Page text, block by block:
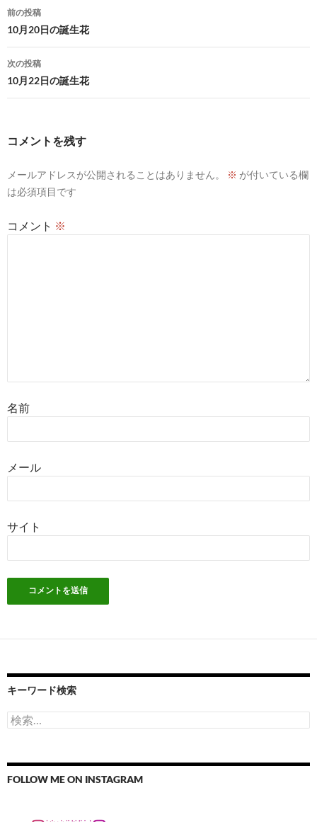
投
稿
ナ
ビ
ョ
前の投稿
10月20日の誕生花
次の投稿
10月22日の誕生花
コメントを残す
メールアドレスが公開されることはありません。 ※ が付いている欄
は必須項目です
コメント ※
名前
メール
サイト
キーワード検索
検
索:
FOLLOW ME ON INSTAGRAM